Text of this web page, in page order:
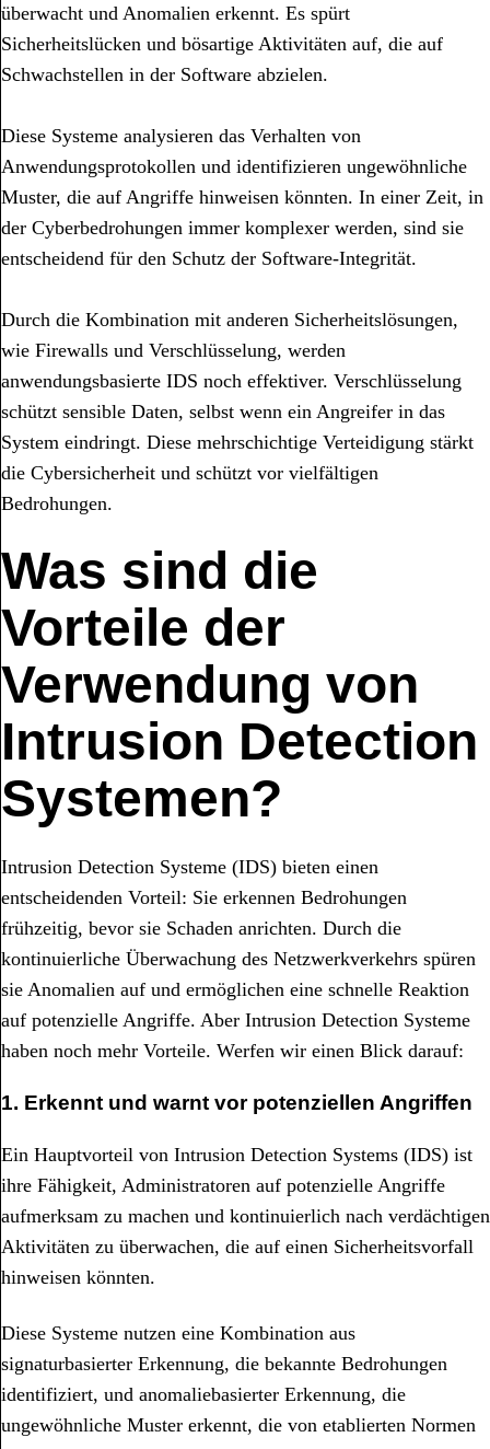
überwacht und Anomalien erkennt. Es spürt
Sicherheitslücken und bösartige Aktivitäten auf, die auf
Schwachstellen in der Software abzielen.
Diese Systeme analysieren das Verhalten von
Anwendungsprotokollen und identifizieren ungewöhnliche
Muster, die auf Angriffe hinweisen könnten. In einer Zeit, in
der Cyberbedrohungen immer komplexer werden, sind sie
entscheidend für den Schutz der Software-Integrität.
Durch die Kombination mit anderen Sicherheitslösungen,
wie Firewalls und Verschlüsselung, werden
anwendungsbasierte IDS noch effektiver. Verschlüsselung
schützt sensible Daten, selbst wenn ein Angreifer in das
System eindringt. Diese mehrschichtige Verteidigung stärkt
die Cybersicherheit und schützt vor vielfältigen
Bedrohungen.
Was sind die
Vorteile der
Verwendung von
Intrusion Detection
Systemen?
Intrusion Detection Systeme (IDS) bieten einen
entscheidenden Vorteil: Sie erkennen Bedrohungen
frühzeitig, bevor sie Schaden anrichten. Durch die
kontinuierliche Überwachung des Netzwerkverkehrs spüren
sie Anomalien auf und ermöglichen eine schnelle Reaktion
auf potenzielle Angriffe. Aber Intrusion Detection Systeme
haben noch mehr Vorteile. Werfen wir einen Blick darauf:
1. Erkennt und warnt vor potenziellen Angriffen
Ein Hauptvorteil von Intrusion Detection Systems (IDS) ist
ihre Fähigkeit, Administratoren auf potenzielle Angriffe
aufmerksam zu machen und kontinuierlich nach verdächtigen
Aktivitäten zu überwachen, die auf einen Sicherheitsvorfall
hinweisen könnten.
Diese Systeme nutzen eine Kombination aus
signaturbasierter Erkennung, die bekannte Bedrohungen
identifiziert, und anomaliebasierter Erkennung, die
ungewöhnliche Muster erkennt, die von etablierten Normen